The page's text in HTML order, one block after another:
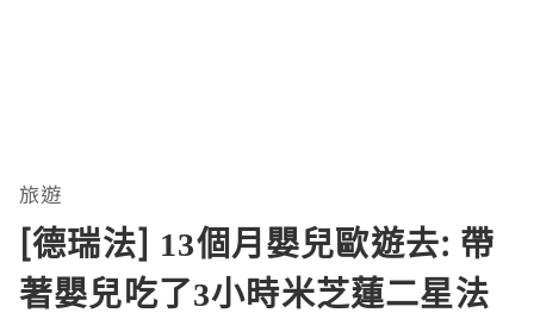
旅遊
[德瑞法] 13個月嬰兒歐遊去: 帶
著嬰兒吃了3小時米芝蓮二星法